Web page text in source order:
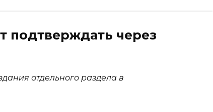
подтверждать через
отдельного раздела в